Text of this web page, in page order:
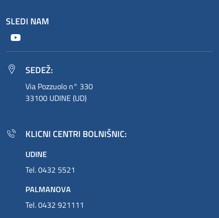
SLEDI NAM
SEDEŽ:
Via Pozzuolo n° 330
33100 UDINE (UD)
KLICNI CENTRI BOLNIŠNIC:
UDINE
Tel. 0432 5521
PALMANOVA
Tel. 0432 921111